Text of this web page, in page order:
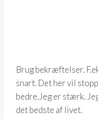
Brug bekræftelser.
snart. Det her vil
bedre.Jeg er stærk.
det bedste af livet.